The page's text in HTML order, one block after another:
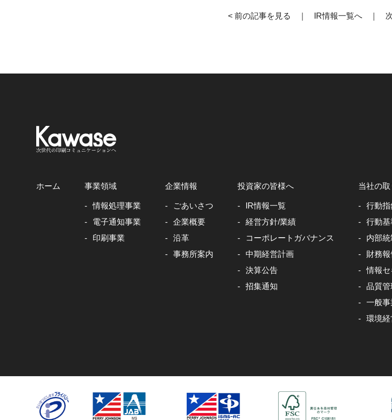
< 前の記事を見る IR情報一覧へ
ホーム 事業領域
情報処理事業
電子通知事業
印刷事業
企業情報
ごあいさつ
企業概要
沿革
事務所案内
投資家の皆様へ
IR情報一覧
経営方針/業績
コーポレートガバナンス
中期経営計画
決算公告
招集通知
当社の
行動指
行動基
内部統
財務
情報セ
品質管
一般
環境